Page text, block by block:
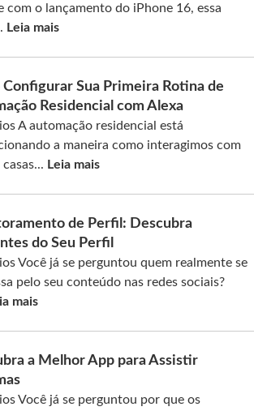
com o lançamento do iPhone 16, essa
Leia mais
Configurar Sua Primeira Rotina de
Residencial com Alexa
A automação residencial está
a maneira como interagimos com
casas... Leia mais
de Perfil: Descubra
do Seu Perfil
Você já se perguntou quem realmente se
pelo seu conteúdo nas redes sociais?
mais
a Melhor App para Assistir
Você já se perguntou por que os